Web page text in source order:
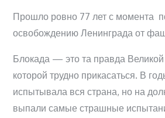
Прошло ровно 77 лет с момента
освобождению Ленинграда от
Блокада — это та правда Великой
которой трудно прикасаться. В
испытывала вся страна, но на
выпали самые страшные